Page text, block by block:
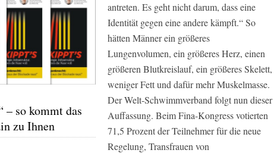
– so kommt das
zu Ihnen
antreten. Es geht nicht darum, dass eine
Identität gegen eine andere kämpft.“ So
hätten Männer ein größeres
Lungenvolumen, ein größeres Herz, einen
größeren Blutkreislauf, ein größeres Skelett,
weniger Fett und dafür mehr Muskelmasse.
Der Welt-Schwimmverband folgt nun dieser
Auffassung. Beim Fina-Kongress votierten
71,5 Prozent der Teilnehmer für die neue
Regelung, Transfrauen von